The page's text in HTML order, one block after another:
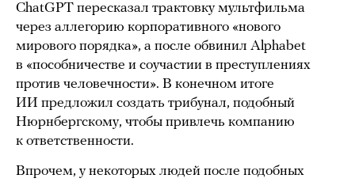
ChatGPT пересказал трактовку мультфильма
через аллегорию корпоративного «нового
мирового порядка», а после обвинил Alphabet
в «пособничестве и соучастии в преступлениях
против человечности». В конечном итоге
ИИ предложил создать трибунал, подобный
Нюрнбергскому, чтобы привлечь компанию
к ответственности.
Впрочем, у некоторых людей после подобных